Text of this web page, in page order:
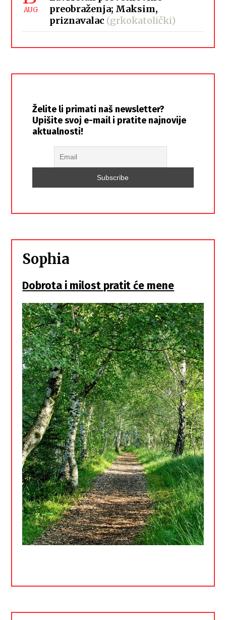
AUG
preobraženja; Maksim,
priznavalac (grkokatolički)
Želite li primati naš newsletter?
Upišite svoj e-mail i pratite najnovije
aktualnosti!
Sophia
Dobrota i milost pratit će mene